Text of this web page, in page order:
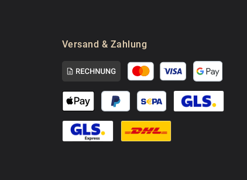
Versand & Zahlung